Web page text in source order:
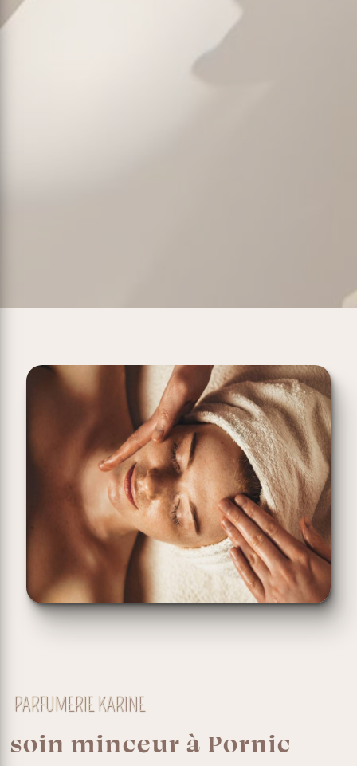
PARFUMERIE KARINE
soin minceur à Pornic